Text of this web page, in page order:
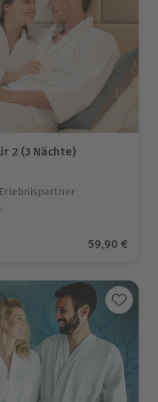
2 (3 Nächte)
auf 6 BewertungenAktueller
59,90 €